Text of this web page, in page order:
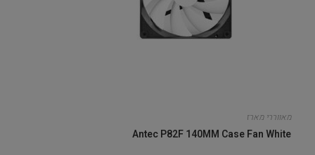
מאווררי מארז
Antec P82F 140MM Case Fan White